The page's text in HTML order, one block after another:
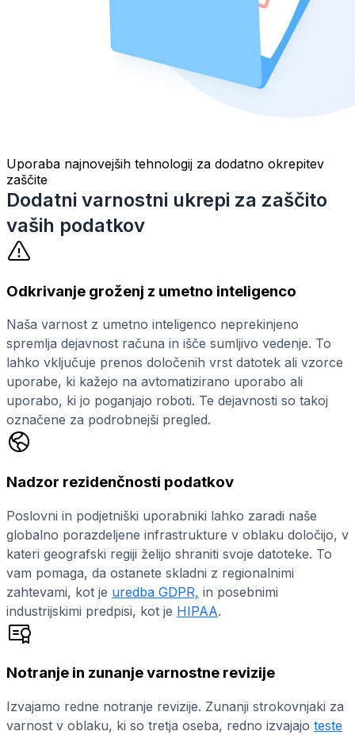
Uporaba najnovejših tehnologij za dodatno okrepitev
zaščite
Dodatni varnostni ukrepi za zaščito
vaših podatkov
Odkrivanje groženj z umetno inteligenco
Naša varnost z umetno inteligenco neprekinjeno
spremlja dejavnost računa in išče sumljivo vedenje. To
lahko vključuje prenos določenih vrst datotek ali vzorce
uporabe, ki kažejo na avtomatizirano uporabo ali
uporabo, ki jo poganjajo roboti. Te dejavnosti so takoj
označene za podrobnejši pregled.
Nadzor rezidenčnosti podatkov
Poslovni in podjetniški uporabniki lahko zaradi naše
globalno porazdeljene infrastrukture v oblaku določijo, v
kateri geografski regiji želijo shraniti svoje datoteke. To
vam pomaga, da ostanete skladni z regionalnimi
zahtevami, kot je uredba GDPR, in posebnimi
industrijskimi predpisi, kot je HIPAA.
Notranje in zunanje varnostne revizije
Izvajamo redne notranje revizije. Zunanji strokovnjaki za
varnost v oblaku, ki so tretja oseba, redno izvajajo teste